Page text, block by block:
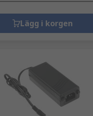
Lägg i korgen